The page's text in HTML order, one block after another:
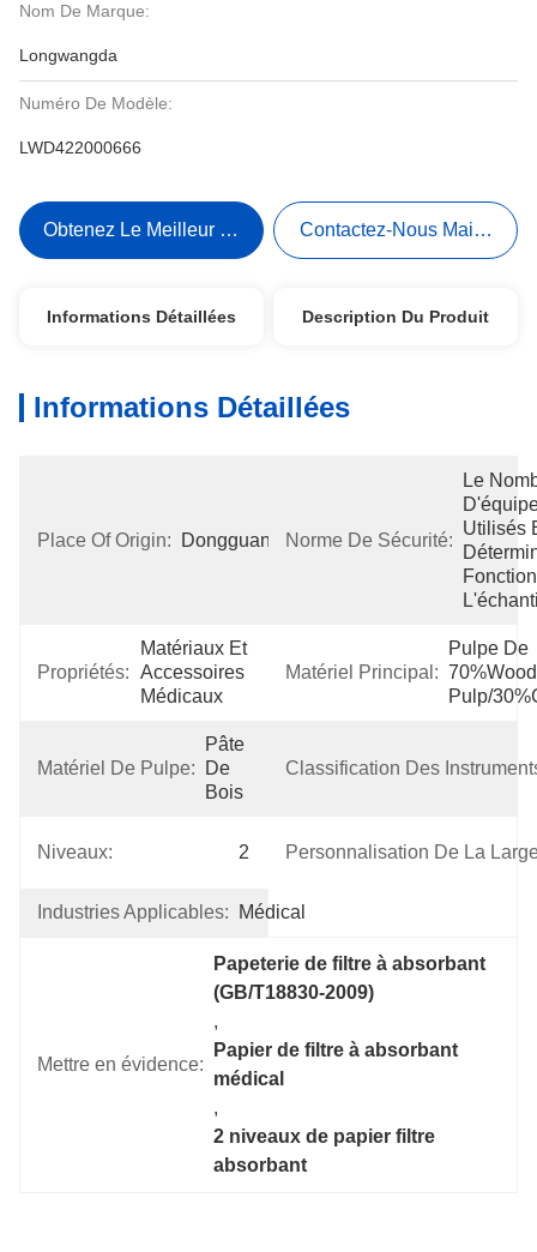
Nom De Marque:
Longwangda
Numéro De Modèle:
LWD422000666
Obtenez Le Meilleur Prix Contactez-Nous Maintenant
Informations Détaillées Description Du Produit
Informations Détaillées
Place Of Origin: Dongguan Norme De Sécurité:
Le
Utilisés
Propriétés:
Matériaux Et
Accessoires
Médicaux
Matériel Principal:
Pulpe De
70%Wood
Pulp/
Matériel De Pulpe:
Pâte
De
Bois
Classification Des
Niveaux: 2 Personnalisation De La
Indus­tries Applicables: Médical
Mettre en évidence:
Papeterie de filtre à absorbant
(GB/T18830-2009)
,
Papier de filtre à absorbant
médical
,
2 niveaux de papier filtre
absorbant